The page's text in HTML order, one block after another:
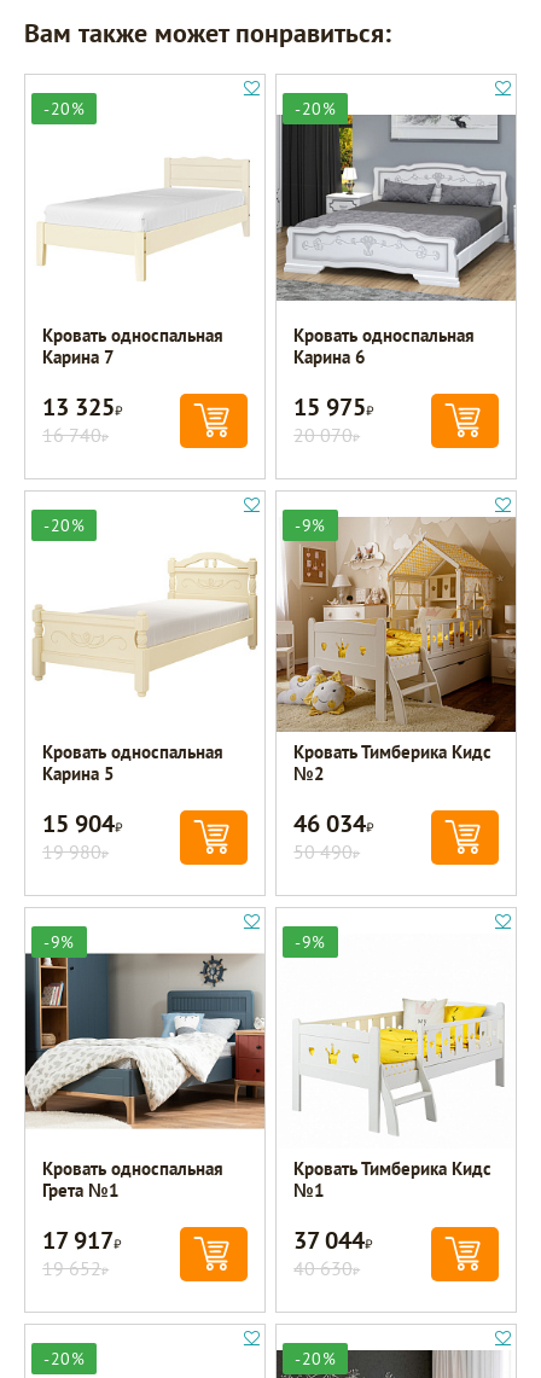
Вам также может понравиться:
-20%
Кровать односпальная
Карина 7
13 325Р
16 740Р
-20%
Кровать односпальная
Карина 6
15 975Р
20 070Р
-20%
Кровать односпальная
Карина 5
15 904Р
19 980Р
-9%
Кровать Тимберика Кидс
№2
46 034Р
50 490Р
-9%
Кровать односпальная
Грета №1
17 917Р
19 652Р
-9%
Кровать Тимберика Кидс
№1
37 044Р
40 630Р
-20% -20%